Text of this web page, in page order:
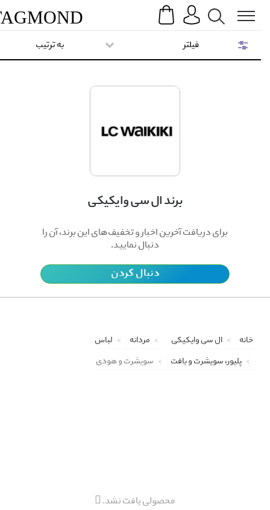
Search
TAGMOND
برند ال سی وایکیکی
برای دریافت آخرین اخبار و تخفیف‌های این برند، آن را
دنبال نمایید.
دنبال کردن
به ترتیب
خانه ال سی وایکیکی مردانه
لباس
پلیور، سویشرت و بافت
سویشرت و هودی
محصولی یافت نشد.
فیلتر